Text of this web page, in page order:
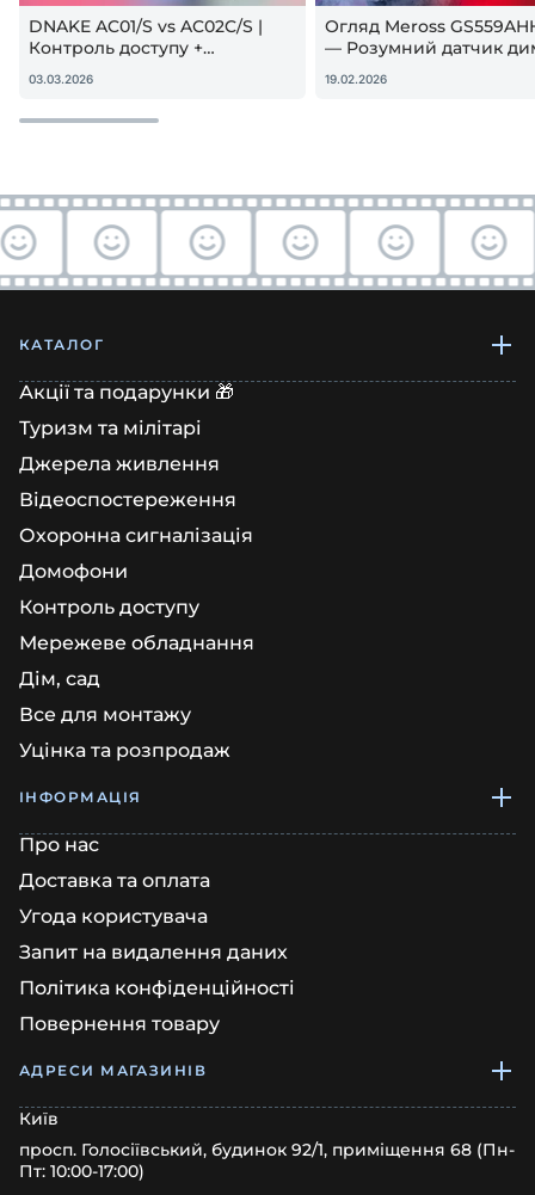
DNAKE AC01/S vs AC02C/S |
Контроль доступу +
гостьовий QR — реальна
03.03.2026
Огляд Meross
— Розумний датчик
Apple HomeKit! Чи
19.02.2026
КАТАЛОГ
Акції та подарунки 🎁
Туризм та мілітарі
Джерела живлення
Відеоспостереження
Охоронна сигналізація
Домофони
Контроль доступу
Мережеве обладнання
Дім, сад
Все для монтажу
Уцінка та розпродаж
ІНФОРМАЦІЯ
Про нас
Доставка та оплата
Угода користувача
Запит на видалення даних
Політика конфіденційності
Повернення товару
АДРЕСИ МАГАЗИНІВ
Київ
просп. Голосіївський, будинок 92/1, приміщення 68 (Пн-
Пт: 10:00-17:00)